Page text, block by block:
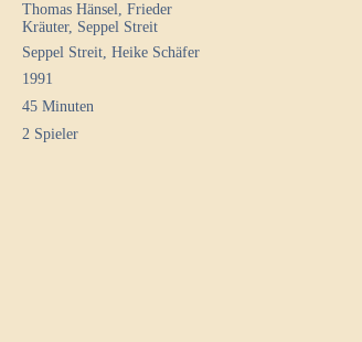
Thomas Hänsel, Frieder
Kräuter, Seppel Streit
Seppel Streit, Heike Schäfer
1991
45 Minuten
2 Spieler